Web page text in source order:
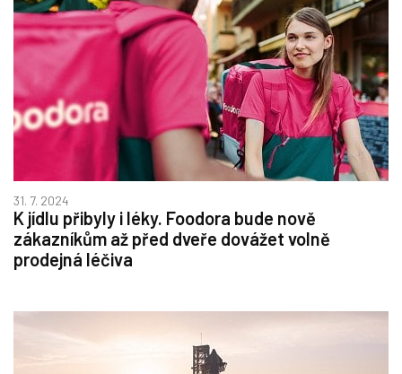
31. 7. 2024
K jídlu přibyly i léky. Foodora bude nově
zákazníkům až před dveře dovážet volně
prodejná léčiva